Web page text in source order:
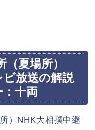
夏場所）
ビ放送の解説
十両
）NHK大相撲中継